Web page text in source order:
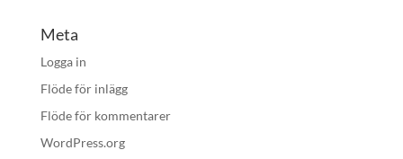
Meta
Logga in
Flöde för inlägg
Flöde för kommentarer
WordPress.org